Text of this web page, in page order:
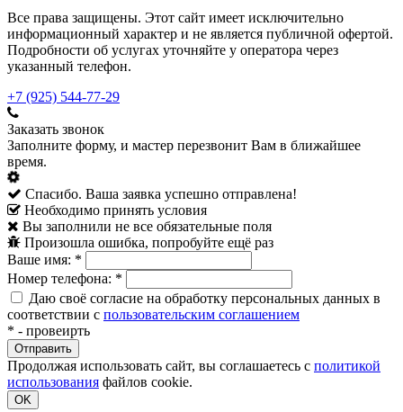
Все права защищены. Этот сайт имеет исключительно
информационный характер и не является публичной офертой.
Подробности об услугах уточняйте у оператора через
указанный телефон.
+7 (925) 544-77-29
Заказать звонок
Заполните форму, и мастер перезвонит Вам в ближайшее
время.
Спасибо. Ваша заявка успешно отправлена!
Необходимо принять условия
Вы заполнили не все обязательные поля
Произошла ошибка, попробуйте ещё раз
Ваше имя: *
Номер телефона: *
Даю своё согласие на обработку персональных данных в
соответствии с пользовательским соглашением
* - провеирть
Продолжая использовать сайт, вы соглашаетесь с политикой
использования файлов cookie.
OK